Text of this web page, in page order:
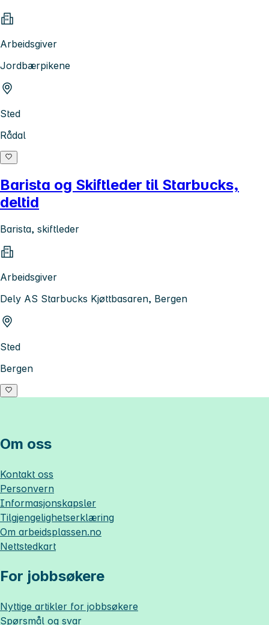
Arbeidsgiver
Jordbærpikene
Sted
Rådal
Barista og Skiftleder til Starbucks,
deltid
Barista, skiftleder
Arbeidsgiver
Dely AS Starbucks Kjøttbasaren, Bergen
Sted
Bergen
Om oss
Kontakt oss
Personvern
Informasjonskapsler
Tilgjengelighetserklæring
Om arbeidsplassen.no
Nettstedkart
For jobbsøkere
Nyttige artikler for jobbsøkere
Spørsmål og svar